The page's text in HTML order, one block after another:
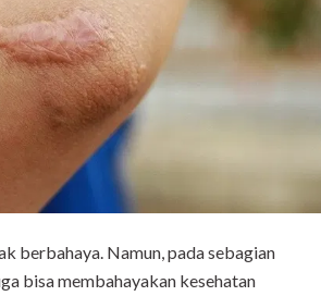
berbahaya. Namun, pada sebagian
bisa membahayakan kesehatan